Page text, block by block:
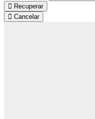
Recuperar
Cancelar